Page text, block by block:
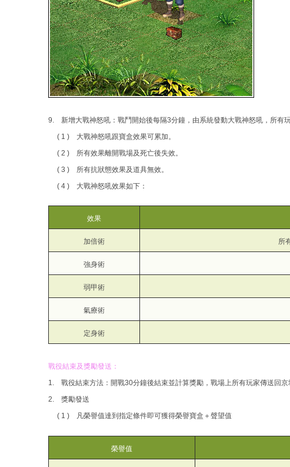
9. 新增大戰神怒吼：戰鬥開始後每隔3分鐘，由系統發動大戰神怒吼，所有
( 1 ) 大戰神怒吼跟寶盒效果可累加。
( 2 ) 所有效果離開戰場及死亡後失效。
( 3 ) 所有抗狀態效果及道具無效。
( 4 ) 大戰神怒吼效果如下：
效果
加倍術 所
強身術
弱甲術
氣療術
定身術
戰役結束及獎勵發送：
1. 戰役結束方法：開戰30分鐘後結束並計算獎勵，戰場上所有玩家傳送回京
2. 獎勵發送
( 1 ) 凡榮譽值達到指定條件即可獲得榮譽寶盒＋聲望值
榮譽值